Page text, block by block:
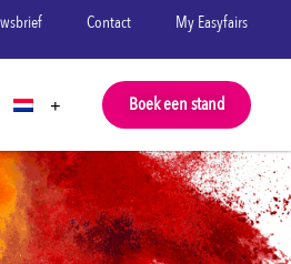
Contact My Easyfairs
Boek een stand